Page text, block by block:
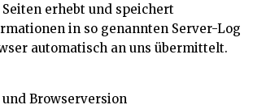
erhebt und speichert
in so genannten Server-Log
automatisch an uns übermittelt.
Browserversion